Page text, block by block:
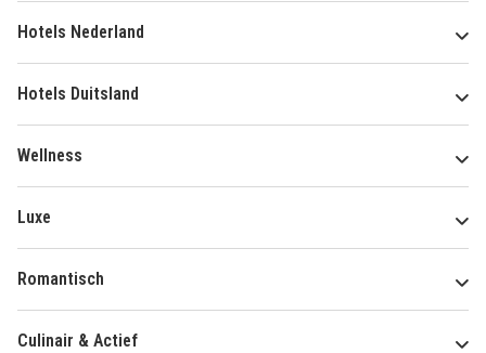
Hotels Nederland
Hotels Duitsland
Wellness
Luxe
Romantisch
Culinair & Actief